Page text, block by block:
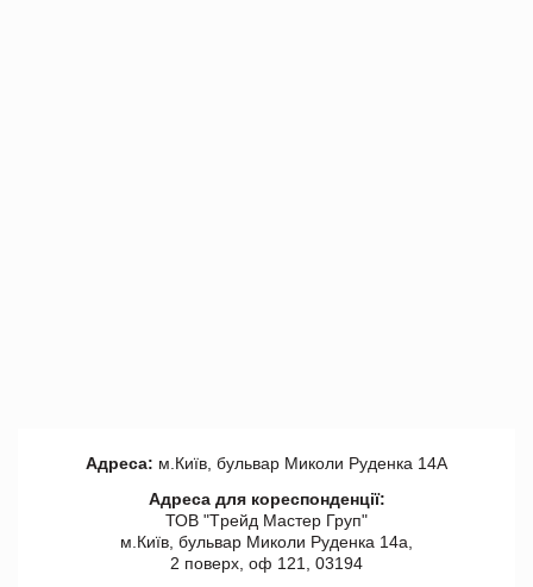
Адреса: м.Київ, бульвар Миколи Руденка 14А
Адреса для кореспонденції:
ТОВ "Tрейд Мастер Груп"
м.Київ, бульвар Миколи Руденка 14а,
2 поверх, оф 121, 03194